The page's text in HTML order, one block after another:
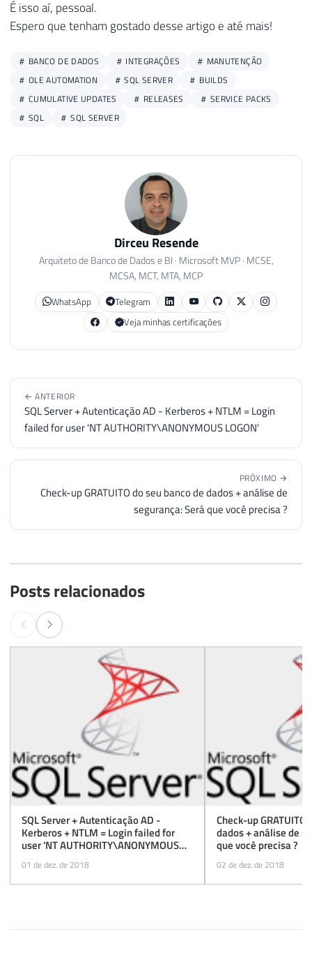
177
178
180
181
183
184
186
195
199
200
201
202
204
208
212
214
215
DECLARE
@Url_Ultima_Versao_SQL
VARCHAR
@Descricao_KB
VARCHAR(500
@Versao NOT NULL
BEGIN
SELECT *
@Atualizacoes_SQL_Server
BEGIN
IF (CONVERT (VARCHAR(100),
SELECT 'SQL Server
ELSE BEGIN
SELECT 'SQL Server
UNION ALL
UNION ALL
SELECT 'Download da versão
SELECT
SELECT
UNION ALL
SELECT 'Sua versão: ' +
END
É isso aí, pessoal.
Espero que tenham gostado desse artigo e até mais!
BANCO DE DADOS INTEGRAÇÕES
MANUTENÇÃO
OLE AUTOMATION
SQL SERVER
BUILDS
CUMULATIVE UPDATES
RELEASES
SERVICE PACKS
SQL
SQL SERVER
Dirceu Resende
Arquiteto de Banco de Dados e BI · Microsoft MVP · MCSE,
MCSA, MCT, MTA, MCP
WhatsApp
Telegram
Veja minhas certificações
← ANTERIOR
SQL Server + Autenticação AD - Kerberos + NTLM = Login
failed for user 'NT AUTHORITY\ANONYMOUS LOGON'
PRÓXIMO →
Check-up GRATUITO do seu banco de dados + análise de
segurança: Será que você precisa ?
Posts relacionados
SQL Server + Autenticação AD -
Kerberos + NTLM = Login failed for
user 'NT AUTHORITY\ANONYMOUS
LOGON'
01 de dez. de 2018
Check-up
dados + análise de
que você precisa ?
02 de dez. de 2018